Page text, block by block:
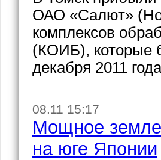
ОАО «Салют»
комплексов
(КОИБ), которые
декабря 2011
08.11 15:17
Мощное
на юге Японии